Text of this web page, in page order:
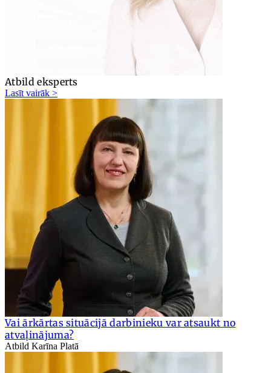
Atbild eksperts
Lasīt vairāk >
Vai ārkārtas situācijā darbinieku var atsaukt no
atvaļinājuma?
Atbild Karīna Platā